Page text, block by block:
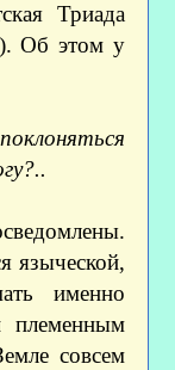
Триада
Об этом у
языческой,
именно
племенным
совсем